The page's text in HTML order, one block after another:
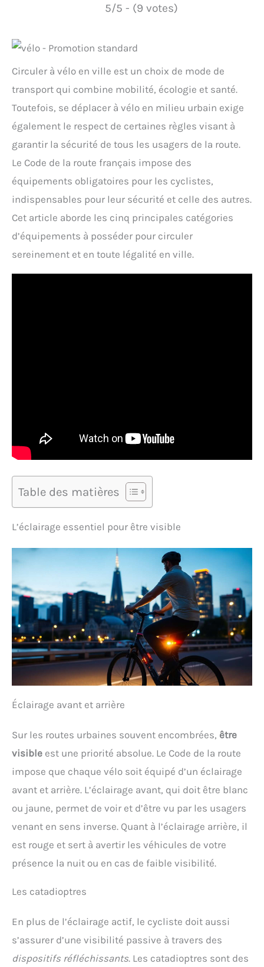
5/5 - (9 votes)
Circuler à vélo en ville est un choix de mode de
transport qui combine mobilité, écologie et santé.
Toutefois, se déplacer à vélo en milieu urbain exige
également le respect de certaines règles visant à
garantir la sécurité de tous les usagers de la route.
Le Code de la route français impose des
équipements obligatoires pour les cyclistes,
indispensables pour leur sécurité et celle des autres.
Cet article aborde les cinq principales catégories
d’équipements à posséder pour circuler
sereinement et en toute légalité en ville.
Table des matières
L’éclairage essentiel pour être visible
Éclairage avant et arrière
Sur les routes urbaines souvent encombrées, être
visible est une priorité absolue. Le Code de la route
impose que chaque vélo soit équipé d’un éclairage
avant et arrière. L’éclairage avant, qui doit être blanc
ou jaune, permet de voir et d’être vu par les usagers
venant en sens inverse. Quant à l’éclairage arrière, il
est rouge et sert à avertir les véhicules de votre
présence la nuit ou en cas de faible visibilité.
Les catadioptres
En plus de l’éclairage actif, le cycliste doit aussi
s’assurer d’une visibilité passive à travers des
dispositifs réfléchissants. Les catadioptres sont des